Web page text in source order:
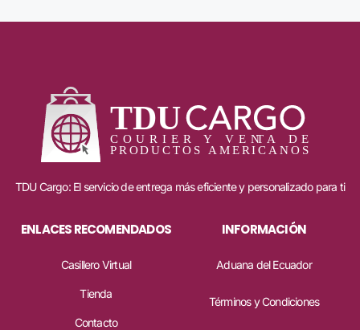
TDU Cargo: El servicio de entrega más eficiente y personalizado para ti
ENLACES RECOMENDADOS
Casillero Virtual
Tienda
Contacto
INFORMACIÓN
Aduana del Ecuador
Términos y Condiciones